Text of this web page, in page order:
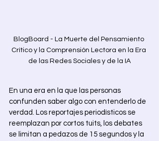
BlogBoard - La Muerte del Pensamiento
Crítico y la Comprensión Lectora en la Era
de las Redes Sociales y de la IA
En una era en la que las personas
confunden saber algo con entenderlo de
verdad. Los reportajes periodísticos se
reemplazan por cortos tuits, los debates
se limitan a pedazos de 15 segundos y la